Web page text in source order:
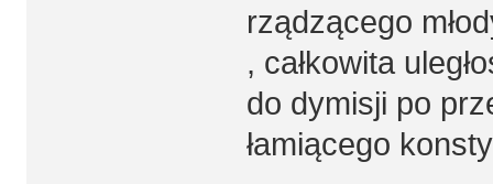
rządzącego
, całkowita
do dymisji po
łamiącego